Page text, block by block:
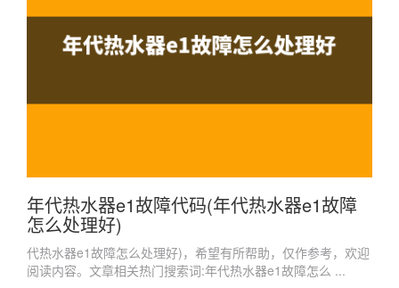
年代热水器e1故障代码(年代热水器e1故障
怎么处理好)
代热水器e1故障怎么处理好)，希望有所帮助，仅作参考，欢迎
阅读内容。文章相关热门搜索词:年代热水器e1故障怎么 ...